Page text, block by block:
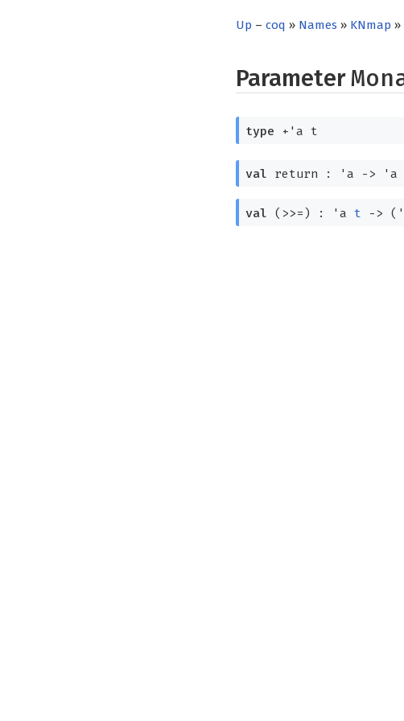
Up –coq » Names » KNmap »
Parameter
type +'a t
val return : 'a -> 'a
val (>>=) : 'a t -> (